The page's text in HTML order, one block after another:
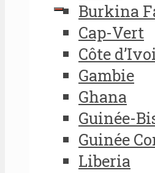
Burkina
Cap-Vert
Côte
Gambie
Ghana
Guinée-
Guinée
Liberia